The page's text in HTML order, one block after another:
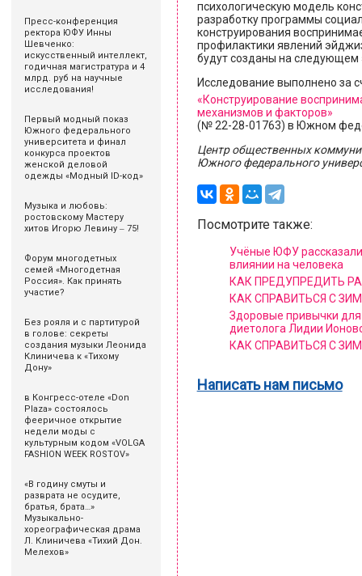
Пресс-конференция
ректора ЮФУ Инны
Шевченко:
искусственный интеллект,
годичная магистратура и 4
млрд. руб на научные
исследования!
Первый модный показ
Южного федерального
университета и финал
конкурса проектов
женской деловой
одежды «Модный ID-код»
Музыка и любовь:
ростовскому Мастеру
хитов Игорю Левину ‒ 75!
Форум многодетных
семей «Многодетная
Россия». Как принять
участие?
Без рояля и с партитурой
в голове: секреты
создания музыки Леонида
Клиничева к «Тихому
Дону»
в Конгресс-отеле «Don
Plaza» состоялось
фееричное открытие
недели моды с
культурным кодом «VOLGA
FASHION WEEK ROSTOV»
«В годину смуты и
разврата не осудите,
братья, брата…»
Музыкально-
хореографическая драма
Л. Клиничева «Тихий Дон.
Мелехов»
психологическую модель
разработку программы
конструирования
профилактики явлений
будут созданы на следующем
Исследование выполнено за
«Конструирование
механизмов и факторов»
(№ 22-28-01763) в Южном
Центр общественных
Южного федерального
Посмотрите также:
Учёные ЮФУ рассказали
влиянии на человека
КАК ПРЕДУПРЕДИТЬ
КАК СПРАВИТЬСЯ С
Здоровые привычки для
диетолога Лидии
КАК СПРАВИТЬСЯ С
Написать нам письмо